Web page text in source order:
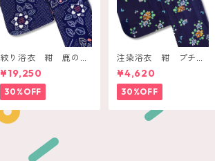
絞り浴衣 紺 鹿の子
ドットにお花と蝶々
¥19,250
30%OFF
注染浴衣 紺 プチ紫
陽花と蝶々
¥4,620
30%OFF